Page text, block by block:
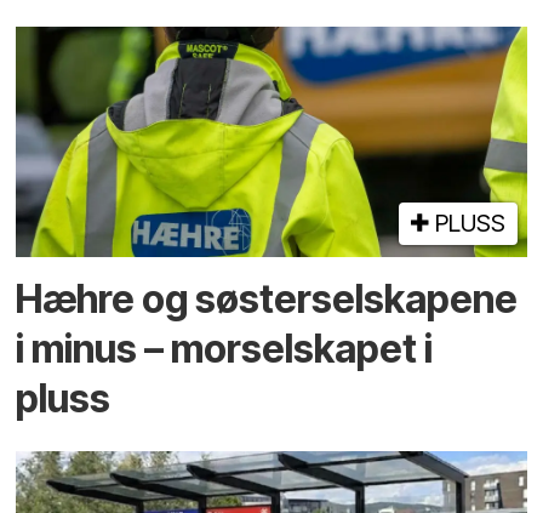
PLUSS
Hæhre og søster­selskapene
i minus – mor­selskapet i
pluss